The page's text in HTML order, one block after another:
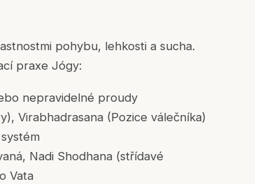
pohybu, lehkosti a sucha.
praxe Jógy:
nepravidelné proudy
Virabhadrasana (Pozice válečníka)
Nadi Shodhana (střídavé
Vata